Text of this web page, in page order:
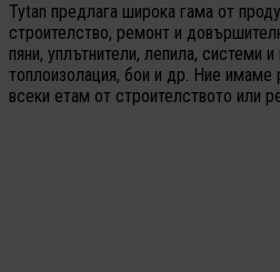
Tytan предлага широка гама от
строителство, ремонт и
пяни, уплътнители, лепила, системи
топлоизолация, бои и др. Ние имаме
всеки етам от строителството или